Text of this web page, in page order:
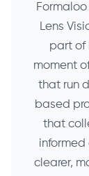
Lens
part of
moment
that run
based
that
clearer,